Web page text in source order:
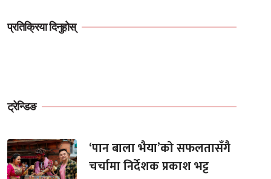
प्रतिक्रिया दिनुहोस्
ट्रेन्डिङ
‘पान बाला भैया’को सफलतासँगै
चर्चामा निर्देशक प्रकाश भट्ट